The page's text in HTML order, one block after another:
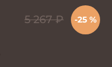
5 267₽ -25 %